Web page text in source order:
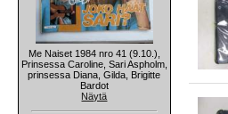
Me Naiset 1984 nro 41 (9.10.),
Prinsessa Caroline, Sari Aspholm,
prinsessa Diana, Gilda, Brigitte
Bardot
Näytä